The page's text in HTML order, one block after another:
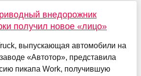
внедорожник
получил новое «лицо»
выпускающая автомобили на
«Автотор», представила
пикапа Work, получившую